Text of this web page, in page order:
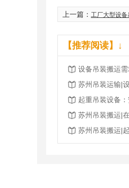
上一篇： 工厂大型设备
【推荐阅读】↓
苏州吊装运输|
起重吊装设备
苏州吊装搬运|